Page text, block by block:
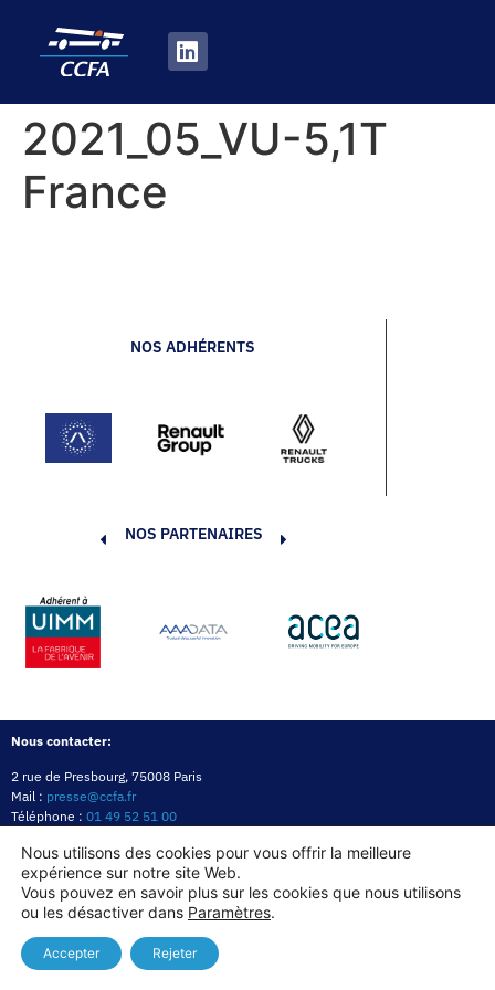
2021_05_VU-5,1T
France
NOS ADHÉRENTS
NOS PARTENAIRES
Nous contacter:
2 rue de Presbourg, 75008 Paris
Mail : presse@ccfa.fr
Téléphone : 01 49 52 51 00
Politique de confidentialitéMentions légales
Copyright© 2026
Nous utilisons des cookies pour vous offrir la meilleure
expérience sur notre site Web.
Vous pouvez en savoir plus sur les cookies que nous utilisons
ou les désactiver dans Paramètres.
Accepter Rejeter